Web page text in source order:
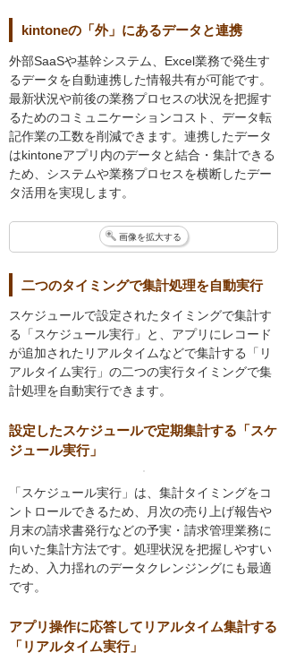
kintoneの「外」にあるデータと連携
外部SaaSや基幹システム、Excel業務で発生す
るデータを自動連携した情報共有が可能です。
最新状況や前後の業務プロセスの状況を把握す
るためのコミュニケーションコスト、データ転
記作業の工数を削減できます。連携したデータ
はkintoneアプリ内のデータと結合・集計できる
ため、システムや業務プロセスを横断したデー
タ活用を実現します。
画像を拡大する
二つのタイミングで集計処理を自動実行
スケジュールで設定されたタイミングで集計す
る「スケジュール実行」と、アプリにレコード
が追加されたリアルタイムなどで集計する「リ
アルタイム実行」の二つの実行タイミングで集
計処理を自動実行できます。
設定したスケジュールで定期集計する「スケ
ジュール実行」
「スケジュール実行」は、集計タイミングをコ
ントロールできるため、月次の売り上げ報告や
月末の請求書発行などの予実・請求管理業務に
向いた集計方法です。処理状況を把握しやすい
ため、入力揺れのデータクレンジングにも最適
です。
アプリ操作に応答してリアルタイム集計する
「リアルタイム実行」